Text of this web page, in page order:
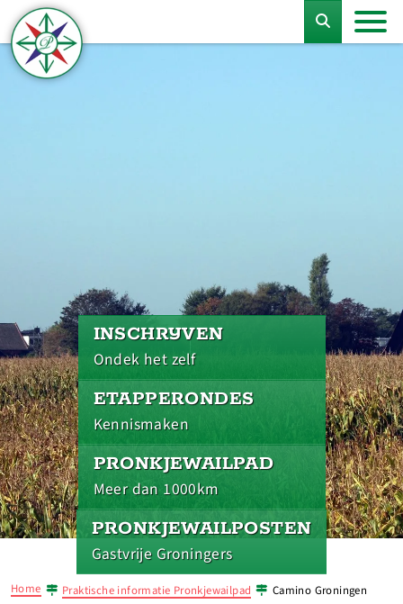
INSCHRIJVEN
Ondek het zelf
ETAPPERONDES
Kennismaken
PRONKJEWAILPAD
Meer dan 1000km
PRONKJEWAILPOSTEN
Gastvrije Groningers
Home Praktische informatie Pronkjewailpad Camino Groningen